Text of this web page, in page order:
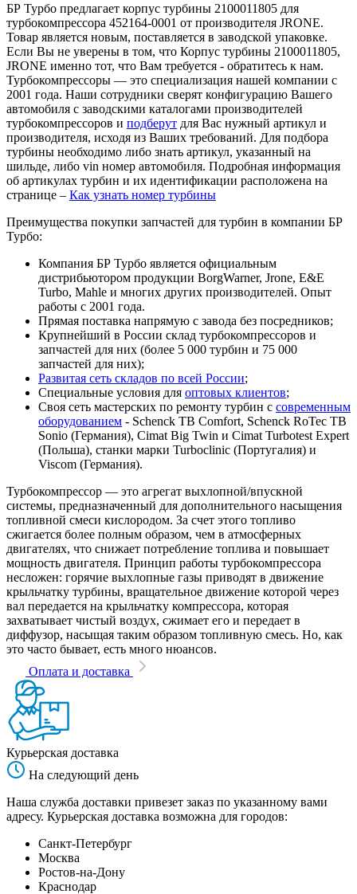
БР Турбо предлагает корпус турбины 2100011805 для
турбокомпрессора 452164-0001 от производителя JRONE.
Товар является новым, поставляется в заводской упаковке.
Если Вы не уверены в том, что Корпус турбины 2100011805,
JRONE именно тот, что Вам требуется - обратитесь к нам.
Турбокомпрессоры — это специализация нашей компании с
2001 года. Наши сотрудники сверят конфигурацию Вашего
автомобиля с заводскими каталогами производителей
турбокомпрессоров и подберут для Вас нужный артикул и
производителя, исходя из Ваших требований. Для подбора
турбины необходимо либо знать артикул, указанный на
шильде, либо vin номер автомобиля. Подробная информация
об артикулах турбин и их идентификации расположена на
странице – Как узнать номер турбины
Преимущества покупки запчастей для турбин в компании БР
Турбо:
Компания БР Турбо является официальным
дистрибьютором продукции BorgWarner, Jrone, E&E
Turbo, Mahle и многих других производителей. Опыт
работы с 2001 года.
Прямая поставка напрямую с завода без посредников;
Крупнейший в России склад турбокомпрессоров и
запчастей для них (более 5 000 турбин и 75 000
запчастей для них);
Развитая сеть складов по всей России;
Специальные условия для оптовых клиентов;
Своя сеть мастерских по ремонту турбин с современным
оборудованием - Schenck TB Comfort, Schenck RoTec TB
Sonio (Германия), Cimat Big Twin и Cimat Turbotest Expert
(Польша), станки марки Turboclinic (Португалия) и
Viscom (Германия).
Турбокомпрессор — это агрегат выхлопной/впускной
системы, предназначенный для дополнительного насыщения
топливной смеси кислородом. За счет этого топливо
сжигается более полным образом, чем в атмосферных
двигателях, что снижает потребление топлива и повышает
мощность двигателя. Принцип работы турбокомпрессора
несложен: горячие выхлопные газы приводят в движение
крыльчатку турбины, вращательное движение которой через
вал передается на крыльчатку компрессора, которая
захватывает чистый воздух, сжимает его и передает в
диффузор, насыщая таким образом топливную смесь. Но, как
это часто бывает, есть много нюансов.
Оплата и доставка
Курьерская доставка
На следующий день
Наша служба доставки привезет заказ по указанному вами
адресу. Курьерская доставка возможна для городов:
Санкт-Петербург
Москва
Ростов-на-Дону
Краснодар